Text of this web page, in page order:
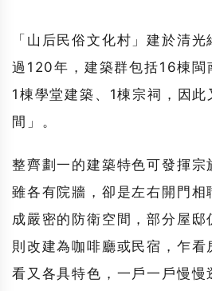
「 山后民俗文化村 」建於清
過120年，建築群包括16棟閩
1棟學堂建築、1棟宗祠，因此
間」。
整齊劃一的建築特色可發揮宗
雖各有院牆，卻是左右開門相
成嚴密的防衛空間，部分屋
則改建為咖啡廳或民宿，乍看
看又各具特色，一戶一戶慢慢